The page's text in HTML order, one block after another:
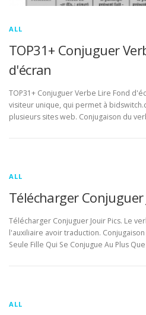
ALL
TOP31+ Conjuguer
d'écran
TOP31+ Conjuguer Verbe Lire Fond
visiteur unique, qui permet à
plusieurs sites web. Conjugaison du
ALL
Télécharger Conjuguer
Télécharger Conjuguer Jouir Pics. Le
l'auxiliaire avoir traduction.
Seule Fille Qui Se Conjugue Au Plus
ALL